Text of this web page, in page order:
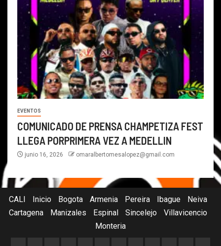
EVENTOS
COMUNICADO DE PRENSA CHAMPETIZA FEST
LLEGA PORPRIMERA VEZ A MEDELLIN
junio 16, 2026 omaralbertomesalopez@gmail.com
CALI Inicio Bogota Armenia Pereira Ibague
Neiva
Cartagena
Manizales Espinal Sincelejo
Villavicencio
Monteria